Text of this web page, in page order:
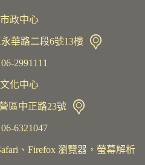
政中心
華路二段6號13樓
2991111
化中心
區中正路23號
6321047
、Firefox 瀏覽器，螢幕解析